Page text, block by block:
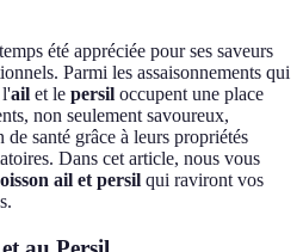
été appréciée pour ses saveurs
Parmi les assaisonnements qui
l'ail et le persil occupent une place
non seulement savoureux,
santé grâce à leurs propriétés
Dans cet article, nous vous
ail et persil qui raviront vos